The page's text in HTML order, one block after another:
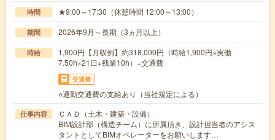
時間 ★9:00～17:30（休憩時間 12:00～13:00）
期間 2026年9月～長期（3ヵ月以上）
時給
1,900円【月収例】約318,000円（時給1,900円×実働
7.50h×21日+残業10h）+交通費
交通費
○通勤交通費の支給あり（当社規定による）
仕事内容
ＣＡＤ（土木・建築・設備）
BIM設計部（構造チーム）に所属頂き、設計担当者のアシス
タントとしてBIMオペレーターをお願いします…